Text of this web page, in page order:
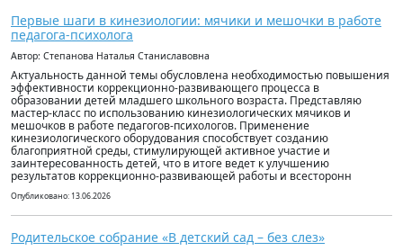
Первые шаги в кинезиологии: мячики и мешочки в работе
педагога-психолога
Автор: Степанова Наталья Станиславовна
Актуальность данной темы обусловлена необходимостью повышения
эффективности коррекционно-развивающего процесса в
образовании детей младшего школьного возраста. Представляю
мастер-класс по использованию кинезиологических мячиков и
мешочков в работе педагогов-психологов. Применение
кинезиологического оборудования способствует созданию
благоприятной среды, стимулирующей активное участие и
заинтересованность детей, что в итоге ведет к улучшению
результатов коррекционно-развивающей работы и всесторонн
Опубликовано: 13.06.2026
Родительское собрание «В детский сад – без слез»